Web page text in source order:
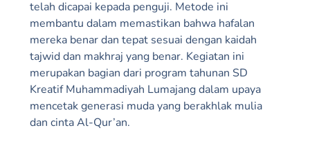
telah dicapai kepada penguji. Metode ini
membantu dalam memastikan bahwa hafalan
mereka benar dan tepat sesuai dengan kaidah
tajwid dan makhraj yang benar. Kegiatan ini
merupakan bagian dari program tahunan SD
Kreatif Muhammadiyah Lumajang dalam upaya
mencetak generasi muda yang berakhlak mulia
dan cinta Al-Qur’an.